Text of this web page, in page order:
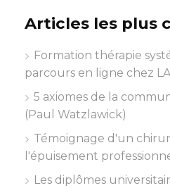
Articles les plus
Formation thérapie
parcours en ligne chez
5 axiomes de la
(Paul Watzlawick)
Témoignage d'un
l'épuisement
Les diplômes